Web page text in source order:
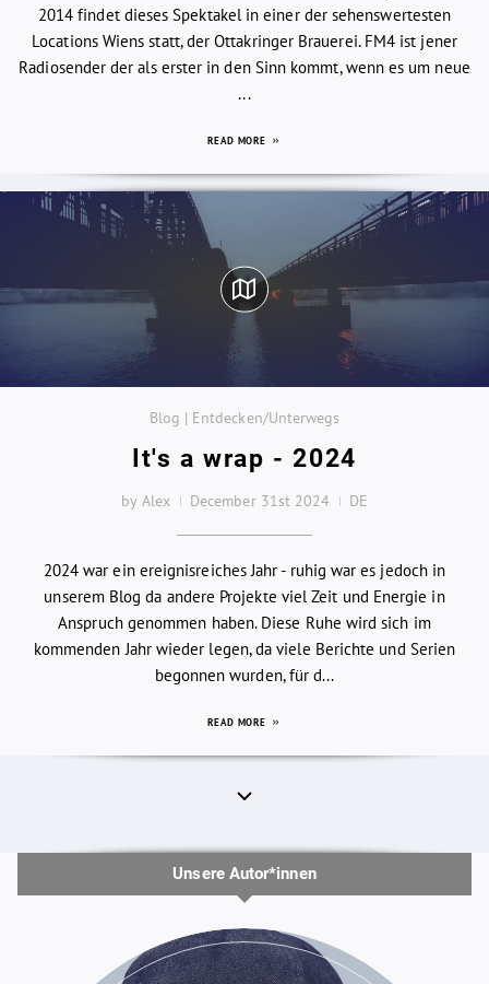
2014 findet dieses Spektakel in einer der sehenswertesten
Locations Wiens statt, der Ottakringer Brauerei. FM4 ist jener
Radiosender der als erster in den Sinn kommt, wenn es um neue
...
READ MORE
Blog | Entdecken/Unterwegs
It's a wrap - 2024
by Alex December 31st 2024 DE
2024 war ein ereignisreiches Jahr - ruhig war es jedoch in
unserem Blog da andere Projekte viel Zeit und Energie in
Anspruch genommen haben. Diese Ruhe wird sich im
kommenden Jahr wieder legen, da viele Berichte und Serien
begonnen wurden, für d...
READ MORE
Unsere Autor*innen